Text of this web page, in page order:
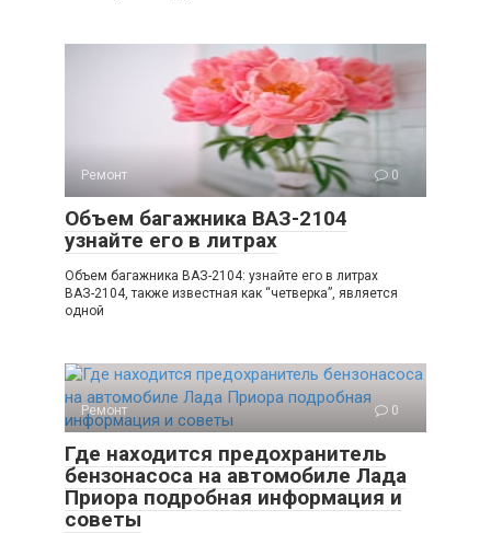
Ремонт 0
Объем багажника ВАЗ-2104
узнайте его в литрах
Объем багажника ВАЗ-2104: узнайте его в литрах
ВАЗ-2104, также известная как “четверка”, является
одной
Ремонт 0
Где находится предохранитель
бензонасоса на автомобиле Лада
Приора подробная информация и
советы